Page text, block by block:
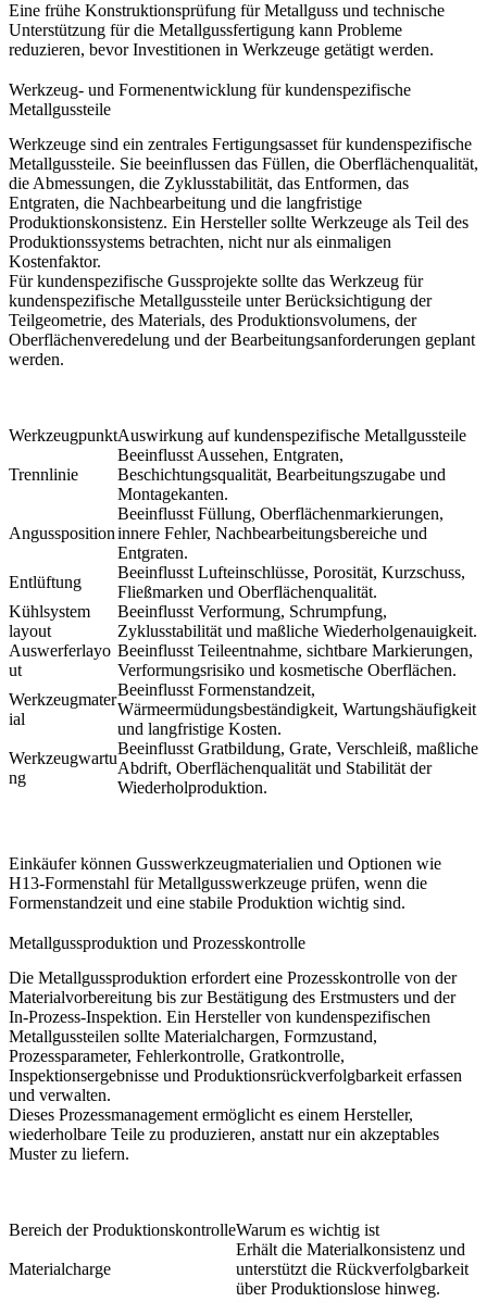
Eine frühe Konstruktionsprüfung für Metallguss und technische
Unterstützung für die Metallgussfertigung kann Probleme
reduzieren, bevor Investitionen in Werkzeuge getätigt werden.
Werkzeug- und Formenentwicklung für kundenspezifische
Metallgussteile
Werkzeuge sind ein zentrales Fertigungsasset für kundenspezifische
Metallgussteile. Sie beeinflussen das Füllen, die Oberflächenqualität,
die Abmessungen, die Zyklusstabilität, das Entformen, das
Entgraten, die Nachbearbeitung und die langfristige
Produktionskonsistenz. Ein Hersteller sollte Werkzeuge als Teil des
Produktionssystems betrachten, nicht nur als einmaligen
Kostenfaktor.
Für kundenspezifische Gussprojekte sollte das Werkzeug für
kundenspezifische Metallgussteile unter Berücksichtigung der
Teilgeometrie, des Materials, des Produktionsvolumens, der
Oberflächenveredelung und der Bearbeitungsanforderungen geplant
werden.
WerkzeugpunktAuswirkung auf kundenspezifische Metallgussteile
Trennlinie
Beeinflusst Aussehen, Entgraten,
Beschichtungsqualität, Bearbeitungszugabe und
Montagekanten.
Angussposition
Beeinflusst Füllung, Oberflächenmarkierungen,
innere Fehler, Nachbearbeitungsbereiche und
Entgraten.
Entlüftung
Beeinflusst Lufteinschlüsse, Porosität, Kurzschuss,
Fließmarken und Oberflächenqualität.
Kühlsystem
layout
Beeinflusst Verformung, Schrumpfung,
Zyklusstabilität und maßliche Wiederholgenauigkeit.
Auswerferlayo
ut
Beeinflusst Teileentnahme, sichtbare Markierungen,
Verformungsrisiko und kosmetische Oberflächen.
Werkzeugmater
ial
Beeinflusst Formenstandzeit,
Wärmeermüdungsbeständigkeit, Wartungshäufigkeit
und langfristige Kosten.
Werkzeugwartu
ng
Beeinflusst Gratbildung, Grate, Verschleiß, maßliche
Abdrift, Oberflächenqualität und Stabilität der
Wiederholproduktion.
Einkäufer können Gusswerkzeugmaterialien und Optionen wie
H13-Formenstahl für Metallgusswerkzeuge prüfen, wenn die
Formenstandzeit und eine stabile Produktion wichtig sind.
Metallgussproduktion und Prozesskontrolle
Die Metallgussproduktion erfordert eine Prozesskontrolle von der
Materialvorbereitung bis zur Bestätigung des Erstmusters und der
In-Prozess-Inspektion. Ein Hersteller von kundenspezifischen
Metallgussteilen sollte Materialchargen, Formzustand,
Prozessparameter, Fehlerkontrolle, Gratkontrolle,
Inspektionsergebnisse und Produktionsrückverfolgbarkeit erfassen
und verwalten.
Dieses Prozessmanagement ermöglicht es einem Hersteller,
wiederholbare Teile zu produzieren, anstatt nur ein akzeptables
Muster zu liefern.
Bereich der ProduktionskontrolleWarum es wichtig ist
Materialcharge
Erhält die Materialkonsistenz und
unterstützt die Rückverfolgbarkeit
über Produktionslose hinweg.